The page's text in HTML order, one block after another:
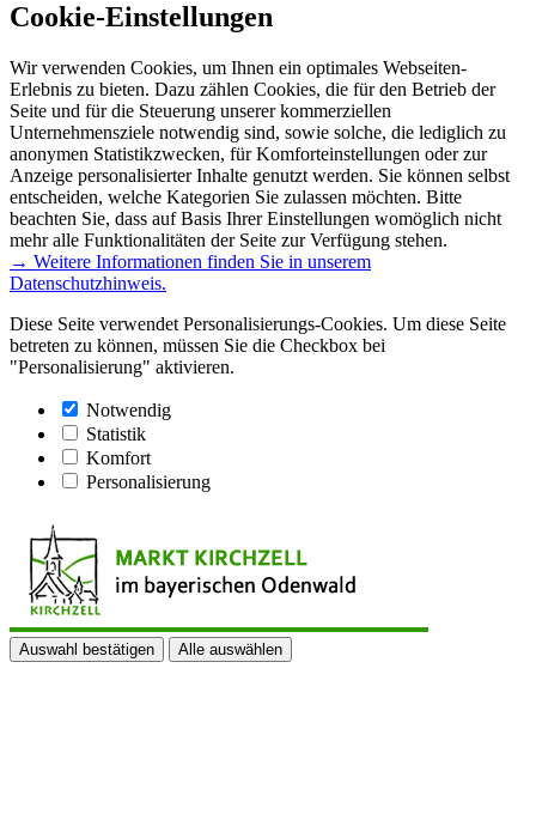
Cookie-Einstellungen
Wir verwenden Cookies, um Ihnen ein optimales Webseiten-
Erlebnis zu bieten. Dazu zählen Cookies, die für den Betrieb der
Seite und für die Steuerung unserer kommerziellen
Unternehmensziele notwendig sind, sowie solche, die lediglich zu
anonymen Statistikzwecken, für Komforteinstellungen oder zur
Anzeige personalisierter Inhalte genutzt werden. Sie können selbst
entscheiden, welche Kategorien Sie zulassen möchten. Bitte
beachten Sie, dass auf Basis Ihrer Einstellungen womöglich nicht
mehr alle Funktionalitäten der Seite zur Verfügung stehen.
→ Weitere Informationen finden Sie in unserem
Datenschutzhinweis.
Diese Seite verwendet Personalisierungs-Cookies. Um diese Seite
betreten zu können, müssen Sie die Checkbox bei
"Personalisierung" aktivieren.
Notwendig
Statistik
Komfort
Personalisierung
Auswahl bestätigen Alle auswählen